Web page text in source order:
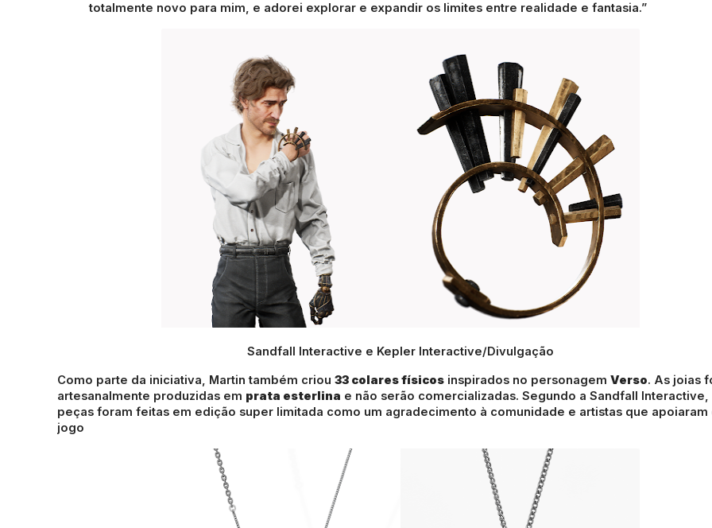
totalmente novo para mim, e adorei explorar e expandir os limites entre realidade e fantasia.”
Sandfall Interactive e Kepler Interactive/Divulgação
Como parte da iniciativa, Martin também criou 33 colares físicos inspirados no personagem Verso. As joias
artesanalmente produzidas em prata esterlina e não serão comercializadas. Segundo a Sandfall Interactive,
peças foram feitas em edição super limitada como um agradecimento à comunidade e artistas que apoiaram
jogo